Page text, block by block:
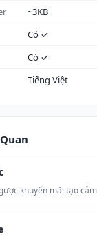
~3KB
Có ✓
Có ✓
Tiếng Việt
khuyến mãi tạo